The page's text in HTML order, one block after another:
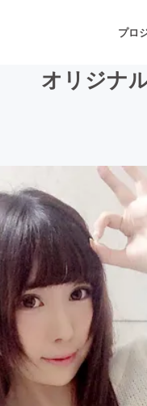
プロ
音楽
ゲーム・
書籍・雑
チャレンジ
オリジナ